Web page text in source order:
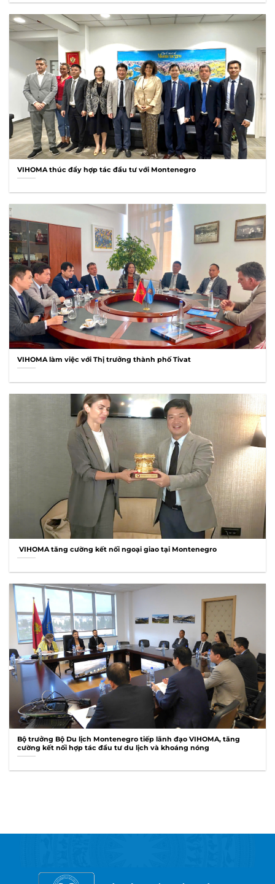
VIHOMA thúc đẩy hợp tác đầu tư với Montenegro
VIHOMA làm việc với Thị trưởng thành phố Tivat
VIHOMA tăng cường kết nối ngoại giao tại Montenegro
Bộ trưởng Bộ Du lịch Montenegro tiếp lãnh đạo VIHOMA, tăng
cường kết nối hợp tác đầu tư du lịch và khoáng nóng